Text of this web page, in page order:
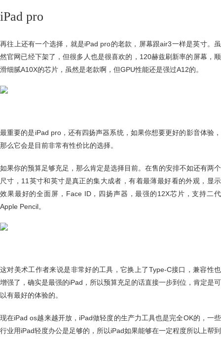
iPad pro
再往上还有一个选择，就是iPad pro的老款，屏幕跟air3一样是英寸。虽
然官网已经下架了，但很多人也是很喜欢的，120赫兹刷新率的屏幕，顺
滑细腻A10X的芯片，虽然是老款啊，但GPU性能还是强过A12的。
最重要的是iPad pro，还有四扬声器系统，如果你想要更好的影音体验，
那么它会是目前非常有性价比的选择。
如果你的预算足够充足，那么肯定是选择目前。在售的安排不如还有两个
尺寸，11英寸和英寸是真正的集大成者，有着最薄最好看的外观，显示
效果最好的全面屏，Face ID，四扬声器，最强的12X芯片，支持二代
Apple Pencil。
这对美术工作者来说是非常好的工具，它换上了Type-C接口，兼容性也
增强了，确实是最强的iPad，所以预算充足的话直接一步到位，肯定是可
以有最好的体验的。
现在iPad os越来越开放，iPad做轻度的生产力工具也是完全OK的，一些
行业用iPad轻度办公是足够的，所以iPad如果能够在一定程度所以上帮到